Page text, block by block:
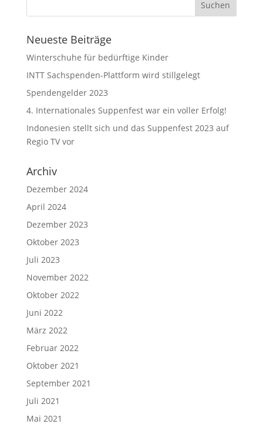
Neueste Beiträge
Winterschuhe für bedürftige Kinder
INTT Sachspenden-Plattform wird stillgelegt
Spendengelder 2023
4. Internationales Suppenfest war ein voller Erfolg!
Indonesien stellt sich und das Suppenfest 2023 auf
Regio TV vor
Archiv
Dezember 2024
April 2024
Dezember 2023
Oktober 2023
Juli 2023
November 2022
Oktober 2022
Juni 2022
März 2022
Februar 2022
Oktober 2021
September 2021
Juli 2021
Mai 2021